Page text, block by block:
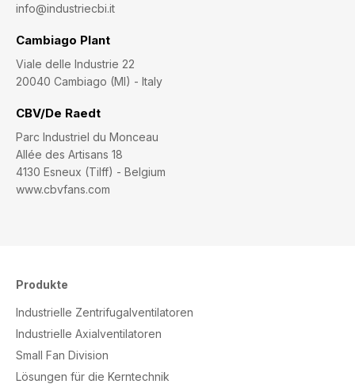
info@industriecbi.it
Cambiago Plant
Viale delle Industrie 22
20040 Cambiago (MI) - Italy
CBV/De Raedt
Parc Industriel du Monceau
Allée des Artisans 18
4130 Esneux (Tilff) - Belgium
www.cbvfans.com
Produkte
Industrielle Zentrifugalventilatoren
Industrielle Axialventilatoren
Small Fan Division
Lösungen für die Kerntechnik